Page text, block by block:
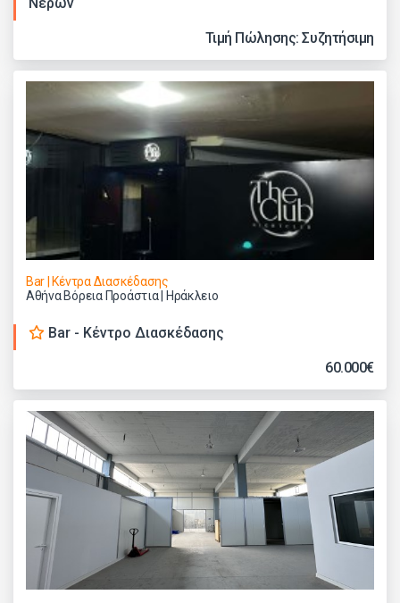
Τιμή Πώλησης: Συζητήσιμη
Bar | Κέντρα Διασκέδασης
Αθήνα Βόρεια Προάστια | Ηράκλειο
Bar - Κέντρο Διασκέδασης
60.000€